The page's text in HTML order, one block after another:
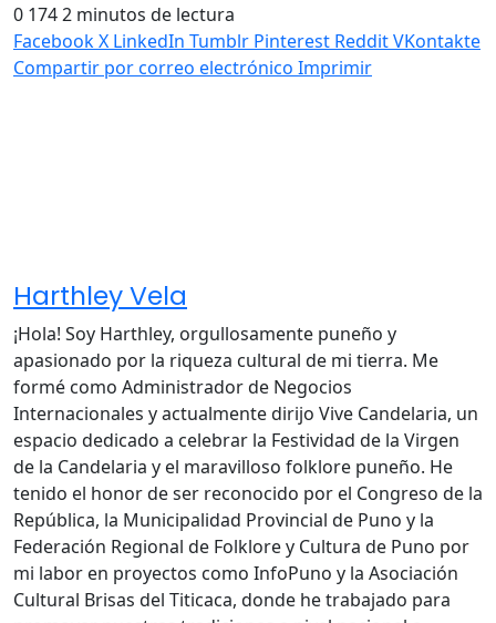
0 1742 minutos de lectura
FacebookX LinkedIn Tumblr Pinterest RedditVKontakte
Compartir por correo electrónico Imprimir
Harthley Vela
¡Hola! Soy Harthley, orgullosamente puneño y
apasionado por la riqueza cultural de mi tierra. Me
formé como Administrador de Negocios
Internacionales y actualmente dirijo Vive Candelaria, un
espacio dedicado a celebrar la Festividad de la Virgen
de la Candelaria y el maravilloso folklore puneño. He
tenido el honor de ser reconocido por el Congreso de la
República, la Municipalidad Provincial de Puno y la
Federación Regional de Folklore y Cultura de Puno por
mi labor en proyectos como InfoPuno y la Asociación
Cultural Brisas del Titicaca, donde he trabajado para